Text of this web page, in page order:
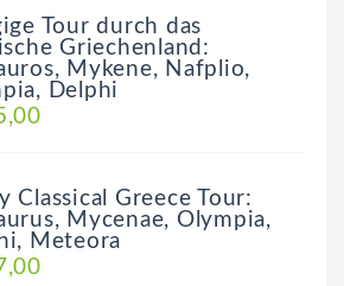
Tour durch das
Griechenland:
Mykene, Nafplio,
Delphi
Classical Greece Tour:
Mycenae, Olympia,
Meteora